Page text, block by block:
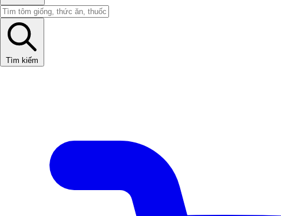
Tìm kiếm